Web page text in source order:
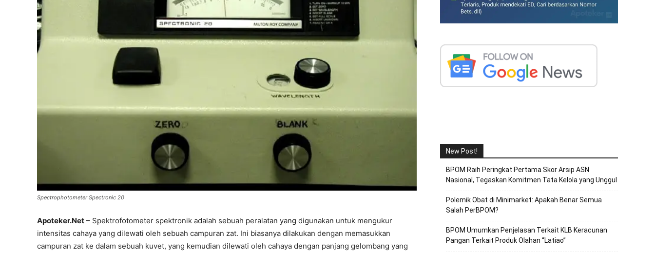
Spectrophotometer Spectronic 20
Apoteker.Net – Spektrofotometer spektronik adalah sebuah peralatan yang digunakan untuk mengukur
intensitas cahaya yang dilewati oleh sebuah campuran zat. Ini biasanya dilakukan dengan memasukkan
campuran zat ke dalam sebuah kuvet, yang kemudian dilewati oleh cahaya dengan panjang gelombang yang
New Post!
BPOM Raih Peringkat Pertama Skor Arsip ASN
Nasional, Tegaskan Komitmen Tata Kelola yang Unggul
Polemik Obat di Minimarket: Apakah Benar Semua
Salah PerBPOM?
BPOM Umumkan Penjelasan Terkait KLB Keracunan
Pangan Terkait Produk Olahan “Latiao”